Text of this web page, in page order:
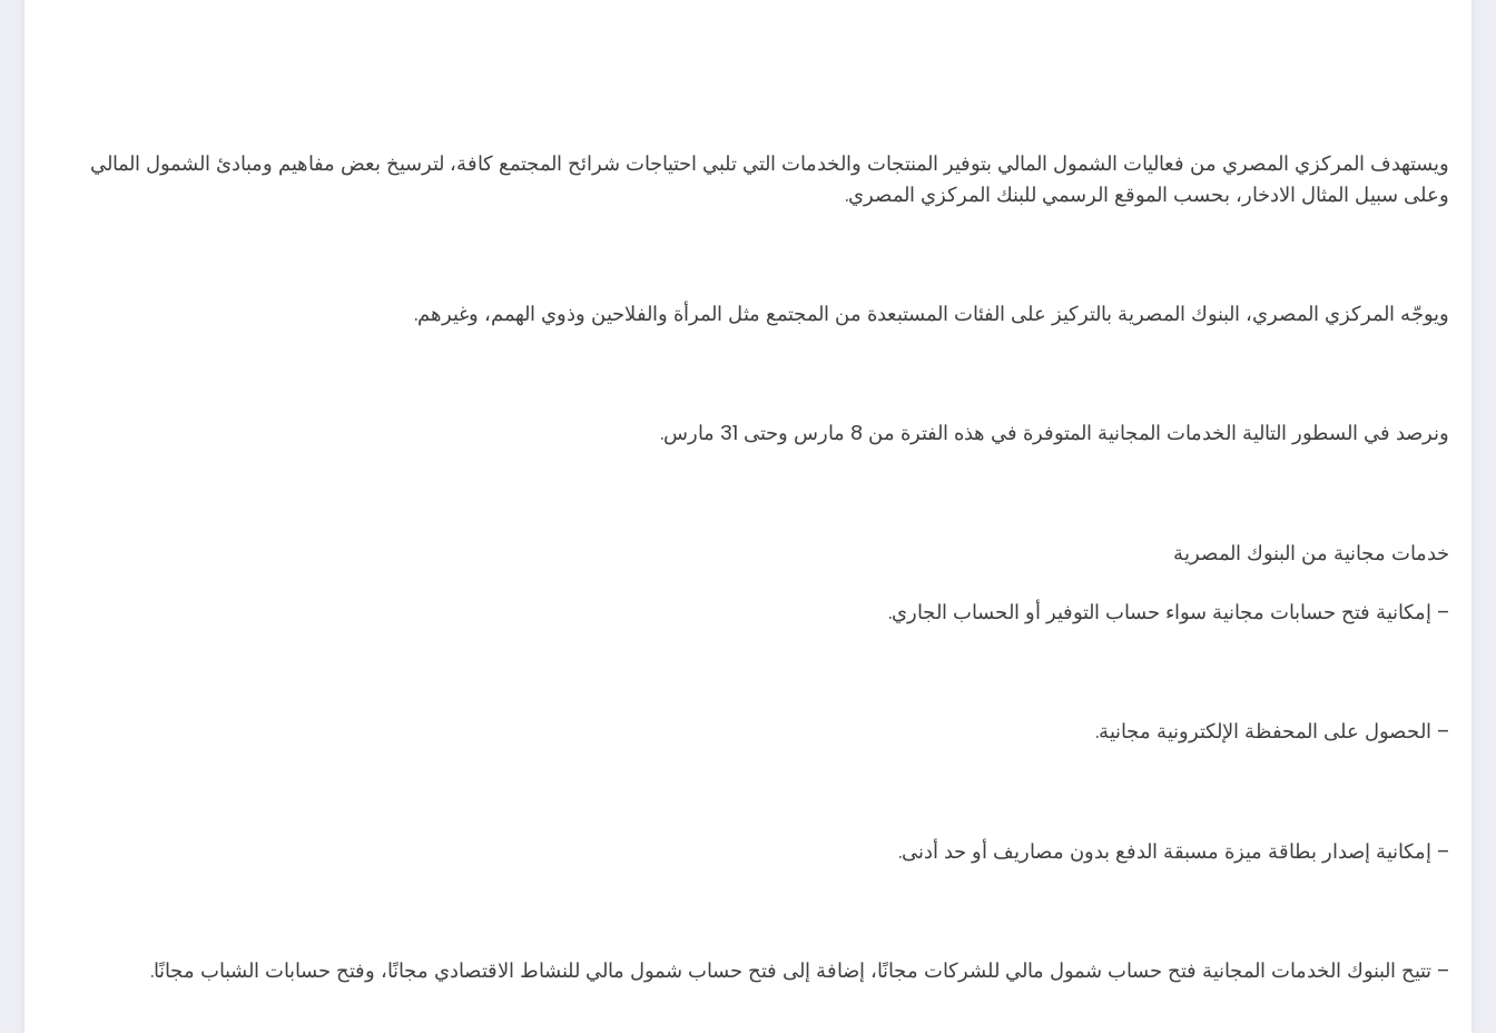
ويستهدف المركزي المصري من فعاليات الشمول المالي بتوفير المنتجات والخدمات التي تلبي احتياجات شرائح المجتمع كافة، لترسيخ بعض مفاهيم ومبادئ الشمول المالي
وعلى سبيل المثال الادخار، بحسب الموقع الرسمي للبنك المركزي المصري.
ويوجّه المركزي المصري، البنوك المصرية بالتركيز على الفئات المستبعدة من المجتمع مثل المرأة والفلاحين وذوي الهمم، وغيرهم.
ونرصد في السطور التالية الخدمات المجانية المتوفرة في هذه الفترة من 8 مارس وحتى 31 مارس.
خدمات مجانية من البنوك المصرية
– إمكانية فتح حسابات مجانية سواء حساب التوفير أو الحساب الجاري.
– الحصول على المحفظة الإلكترونية مجانية.
– إمكانية إصدار بطاقة ميزة مسبقة الدفع بدون مصاريف أو حد أدنى.
– تتيح البنوك الخدمات المجانية فتح حساب شمول مالي للشركات مجانًا، إضافة إلى فتح حساب شمول مالي للنشاط الاقتصادي مجانًا، وفتح حسابات الشباب مجانًا.